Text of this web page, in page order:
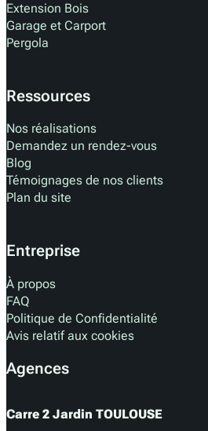
Extension Bois
Garage et Carport
Pergola
Ressources
Nos réalisations
Demandez un rendez-vous
Blog
Témoignages de nos clients
Plan du site
Entreprise
À propos
FAQ
Politique de Confidentialité
Avis relatif aux cookies
Agences
Carre 2 Jardin TOULOUSE